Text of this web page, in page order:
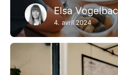
Elsa
4. avril 2024